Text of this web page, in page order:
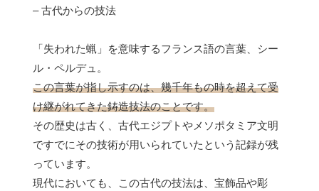
– 古代からの技法
「失われた蝋」を意味するフランス語の言葉、シー
ル・ペルデュ。
この言葉が指し示すのは、幾千年もの時を超えて受
け継がれてきた鋳造技法のことです。
その歴史は古く、古代エジプトやメソポタミア文明
ですでにその技術が用いられていたという記録が残
っています。
現代においても、この古代の技法は、宝飾品や彫